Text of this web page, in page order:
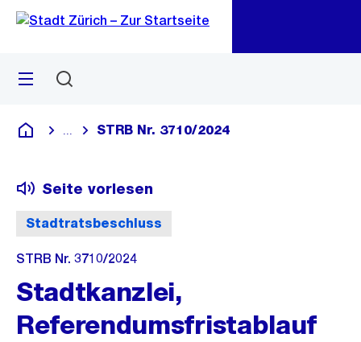
Navigation
Sprunglink
Menü
Deutsch
Blende alle Breadcrumbs ein
STRB Nr. 3710/2024
Stadtratsbeschluss
Seite vorlesen
STRB Nr. 3710/2024
Stadtkanzlei,
Referendumsfristablauf